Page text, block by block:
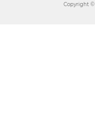
Copyright ©